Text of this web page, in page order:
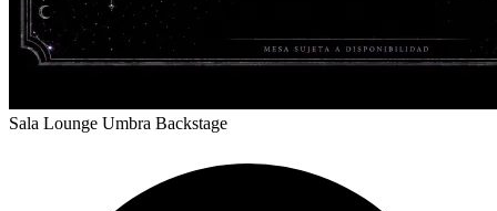
Sala Lounge Umbra Backstage